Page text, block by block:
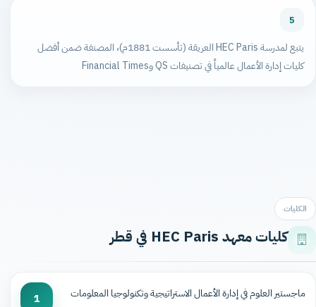
5
يتبع لمدرسة HEC Paris العريقة (تأسست 1881م)، المصنفة ضمن أفضل
كليات إدارة الأعمال عالمياً في تصنيفات QS وFinancial Times
الكليات
كليات معهد HEC Paris في قطر
ماجستير العلوم في إدارة الأعمال الاستراتيجية وتكنولوجيا المعلومات 1